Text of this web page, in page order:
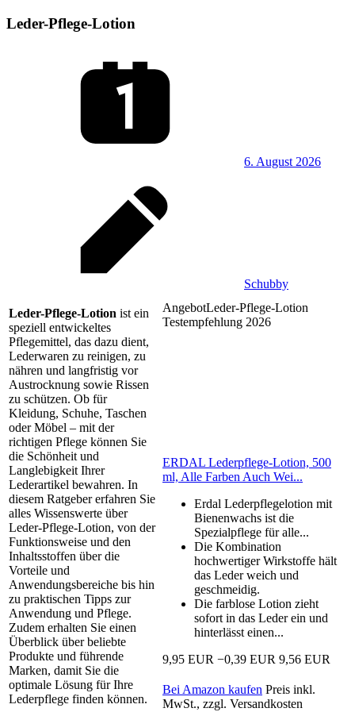
Leder-Pflege-Lotion
6. August 2026
Schubby
Leder-Pflege-Lotion ist ein
speziell entwickeltes
Pflegemittel, das dazu dient,
Lederwaren zu reinigen, zu
nähren und langfristig vor
Austrocknung sowie Rissen
zu schützen. Ob für
Kleidung, Schuhe, Taschen
oder Möbel – mit der
richtigen Pflege können Sie
die Schönheit und
Langlebigkeit Ihrer
Lederartikel bewahren. In
diesem Ratgeber erfahren Sie
alles Wissenswerte über
Leder-Pflege-Lotion, von der
Funktionsweise und den
Inhaltsstoffen über die
Vorteile und
Anwendungsbereiche bis hin
zu praktischen Tipps zur
Anwendung und Pflege.
Zudem erhalten Sie einen
Überblick über beliebte
Produkte und führende
Marken, damit Sie die
optimale Lösung für Ihre
Lederpflege finden können.
AngebotLeder-Pflege-Lotion
Testempfehlung 2026
ERDAL Lederpflege-Lotion, 500
ml, Alle Farben Auch Wei...
Erdal Lederpflegelotion mit
Bienenwachs ist die
Spezialpflege für alle...
Die Kombination
hochwertiger Wirkstoffe hält
das Leder weich und
geschmeidig.
Die farblose Lotion zieht
sofort in das Leder ein und
hinterlässt einen...
9,95 EUR −0,39 EUR 9,56 EUR
Bei Amazon kaufen Preis inkl.
MwSt., zzgl. Versandkosten